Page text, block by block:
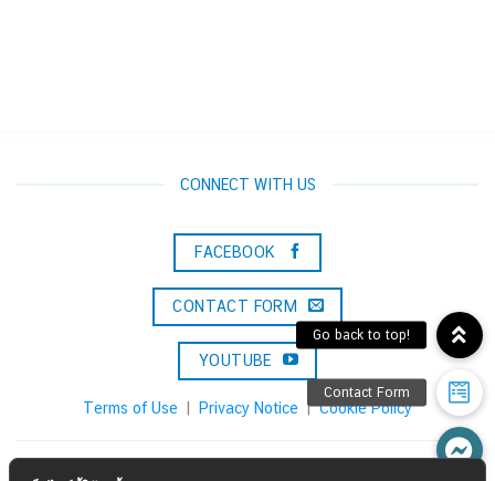
CONNECT WITH US
FACEBOOK
CONTACT FORM
YOUTUBE
Terms of Use | Privacy Notice |Cookie Policy